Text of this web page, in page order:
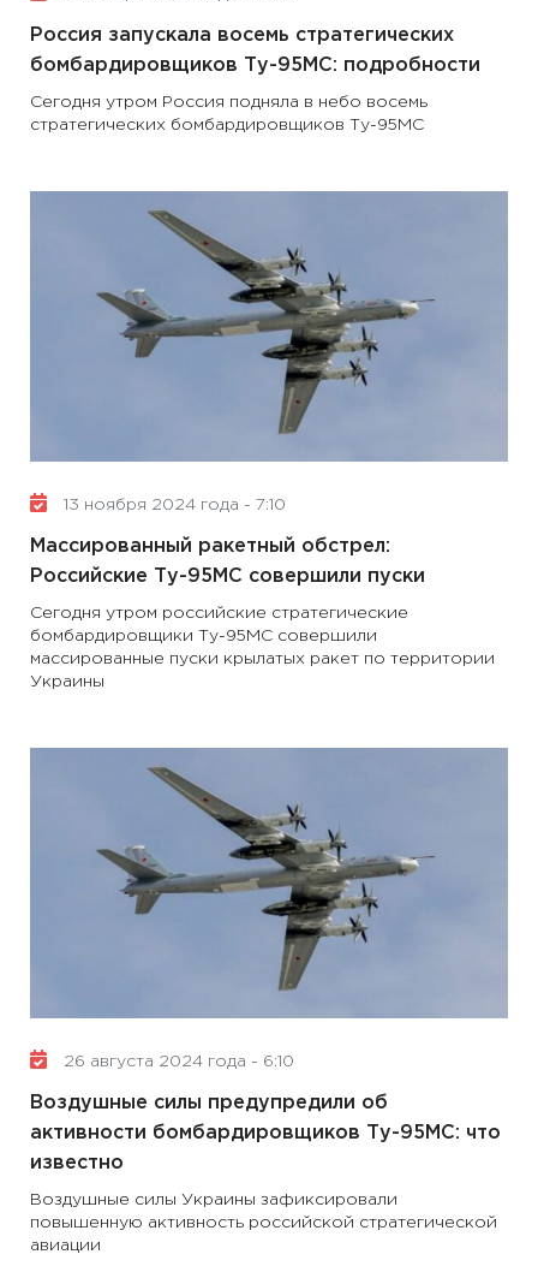
Россия запускала восемь стратегических
бомбардировщиков Ту-95МС: подробности
Сегодня утром Россия подняла в небо восемь
стратегических бомбардировщиков Ту-95МС
13 ноября 2024 года - 7:10
Массированный ракетный обстрел:
Российские Ту-95МС совершили пуски
Сегодня утром российские стратегические
бомбардировщики Ту-95МС совершили
массированные пуски крылатых ракет по территории
Украины
26 августа 2024 года - 6:10
Воздушные силы предупредили об
активности бомбардировщиков Ту-95МС: что
известно
Воздушные силы Украины зафиксировали
повышенную активность российской стратегической
авиации